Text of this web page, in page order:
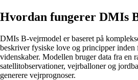
Hvordan fungerer DMIs
DMIs B-vejrmodel er baseret på
beskriver fysiske love og principper
videnskaber. Modellen bruger data fra en
satellitobservationer, vejrballoner og
generere vejrprognoser.